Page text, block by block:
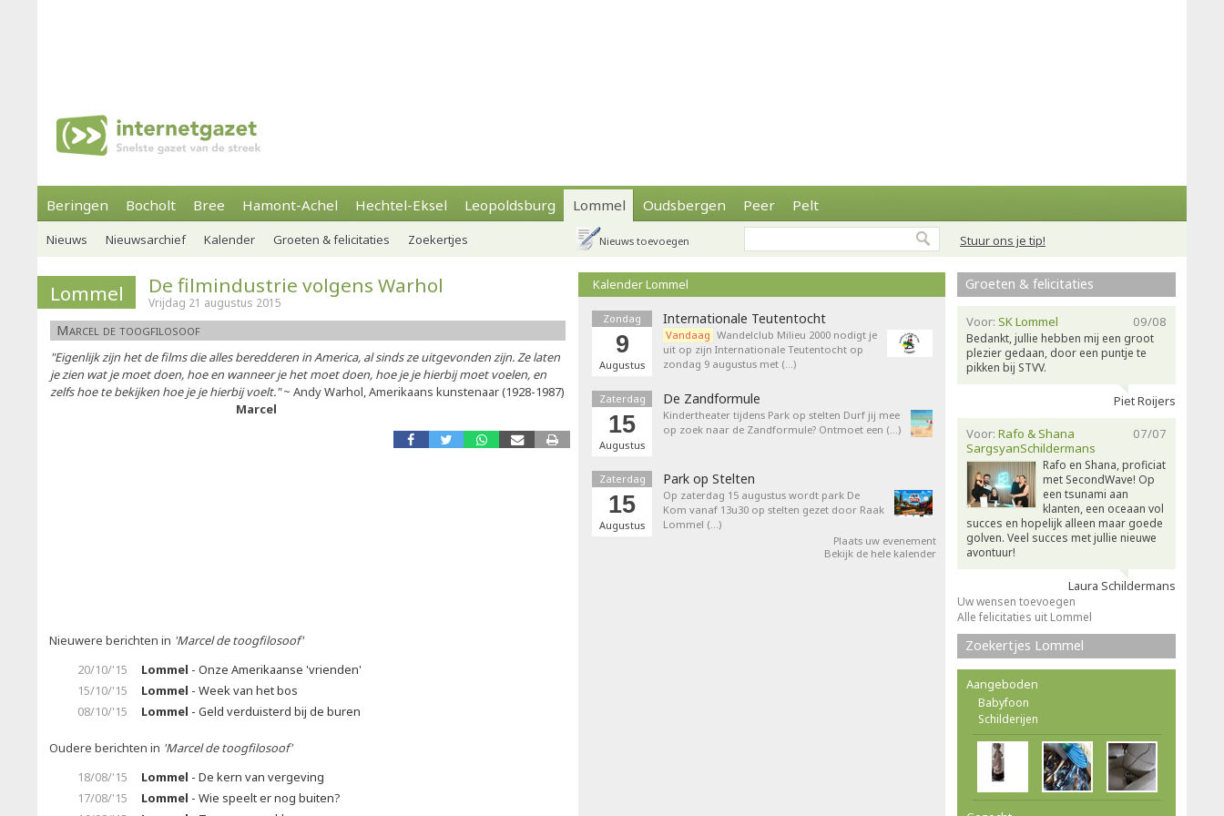
Beringen Bocholt Bree Hamont-Achel Hechtel-Eksel Leopoldsburg Lommel Oudsbergen Peer Pelt
Stuur ons je tip!
Nieuws Nieuwsarchief Kalender Groeten & felicitaties Zoekertjes Nieuws toevoegen
Lommel De filmindustrie volgens Warhol
Vrijdag 21 augustus 2015
Marcel de toogfilosoof
"Eigenlijk zijn het de films die alles beredderen in America, al sinds ze uitgevonden zijn. Ze laten
je zien wat je moet doen, hoe en wanneer je het moet doen, hoe je je hierbij moet voelen, en
zelfs hoe te bekijken hoe je je hierbij voelt."~ Andy Warhol, Amerikaans kunstenaar (1928-1987)
Marcel
Nieuwere berichten in 'Marcel de toogfilosoof'
20/10/'15
Lommel - Onze Amerikaanse 'vrienden'
15/10/'15
Lommel - Week van het bos
08/10/'15
Lommel - Geld verduisterd bij de buren
Oudere berichten in 'Marcel de toogfilosoof'
18/08/'15
Lommel - De kern van vergeving
17/08/'15
Lommel - Wie speelt er nog buiten?
Kalender Lommel
Zondag
9
Augustus
Internationale Teutentocht
Vandaag Wandelclub Milieu 2000 nodigt je
uit op zijn Internationale Teutentocht op
zondag 9 augustus met (…)
Zaterdag
15
Augustus
De Zandformule
Kindertheater tijdens Park op stelten Durf jij mee
op zoek naar de Zandformule? Ontmoet een (…)
Zaterdag
15
Augustus
Park op Stelten
Op zaterdag 15 augustus wordt park De
Kom vanaf 13u30 op stelten gezet door Raak
Lommel (…)
Plaats uw evenement
Bekijk de hele kalender
Groeten & felicitaties
09/08
Voor: SK Lommel
Bedankt, jullie hebben mij een groot
plezier gedaan, door een puntje te
pikken bij STVV.
Piet Roijers
07/07
Voor: Rafo & Shana
SargsyanSchildermans
Rafo en Shana, proficiat
met SecondWave! Op
een tsunami aan
klanten, een oceaan vol
succes en hopelijk alleen maar goede
golven. Veel succes met jullie nieuwe
avontuur!
Laura Schildermans
Uw wensen toevoegen
Alle felicitaties uit Lommel
Zoekertjes Lommel
Aangeboden
Babyfoon
Schilderijen